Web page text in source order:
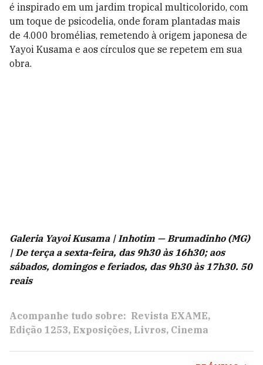
é inspirado em um jardim tropical multicolorido, com
um toque de psicodelia, onde foram plantadas mais
de 4.000 bromélias, remetendo à origem japonesa de
Yayoi Kusama e aos círculos que se repetem em sua
obra.
Galeria Yayoi Kusama | Inhotim — Brumadinho (MG)
| De terça a sexta-feira, das 9h30 às 16h30; aos
sábados, domingos e feriados, das 9h30 às 17h30. 50
reais
Acompanhe tudo sobre: Revista EXAME
Edição 1253 Exposições Livros Cinema